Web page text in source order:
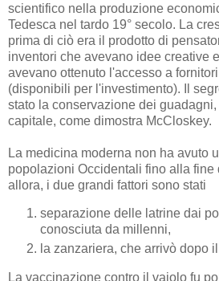
scientifico nella produzione
Tedesca nel tardo 19° secolo. La
prima di ciò era il prodotto di
inventori che avevano idee creative
avevano ottenuto l'accesso a
(disponibili per l'investimento). Il
stato la conservazione dei
capitale, come dimostra McCloskey.
La medicina moderna non ha avuto
popolazioni Occidentali fino alla fine
allora, i due grandi fattori sono stati
separazione delle latrine dai
conosciuta da millenni,
la zanzariera, che arrivò dopo
La vaccinazione contro il vaiolo fu